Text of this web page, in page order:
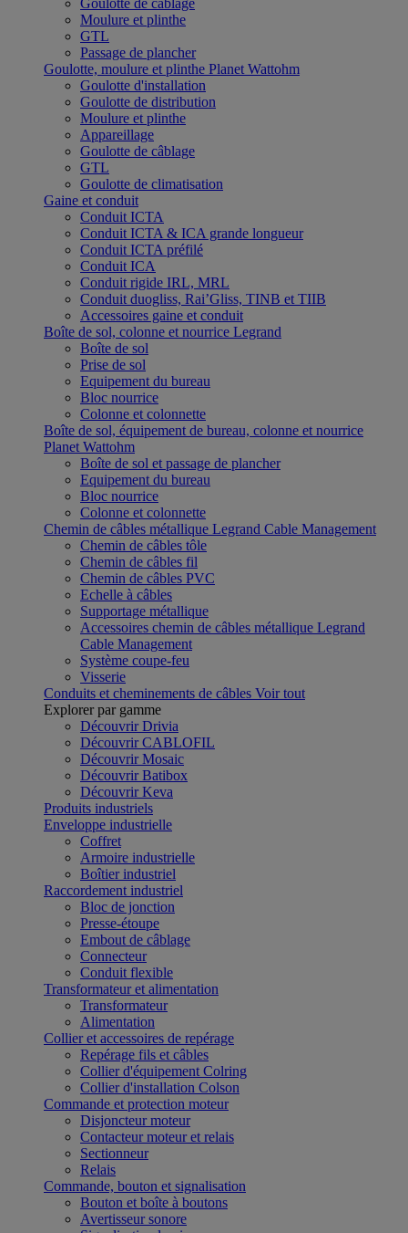
Goulotte de câblage
Moulure et plinthe
GTL
Passage de plancher
Goulotte, moulure et plinthe Planet Wattohm
Goulotte d'installation
Goulotte de distribution
Moulure et plinthe
Appareillage
Goulotte de câblage
GTL
Goulotte de climatisation
Gaine et conduit
Conduit ICTA
Conduit ICTA & ICA grande longueur
Conduit ICTA préfilé
Conduit ICA
Conduit rigide IRL, MRL
Conduit duogliss, Rai’Gliss, TINB et TIIB
Accessoires gaine et conduit
Boîte de sol, colonne et nourrice Legrand
Boîte de sol
Prise de sol
Equipement du bureau
Bloc nourrice
Colonne et colonnette
Boîte de sol, équipement de bureau, colonne et nourrice
Planet Wattohm
Boîte de sol et passage de plancher
Equipement du bureau
Bloc nourrice
Colonne et colonnette
Chemin de câbles métallique Legrand Cable Management
Chemin de câbles tôle
Chemin de câbles fil
Chemin de câbles PVC
Echelle à câbles
Supportage métallique
Accessoires chemin de câbles métallique Legrand
Cable Management
Système coupe-feu
Visserie
Conduits et cheminements de câbles Voir tout
Explorer par gamme
Découvrir Drivia
Découvrir CABLOFIL
Découvrir Mosaic
Découvrir Batibox
Découvrir Keva
Produits industriels
Enveloppe industrielle
Coffret
Armoire industrielle
Boîtier industriel
Raccordement industriel
Bloc de jonction
Presse-étoupe
Embout de câblage
Connecteur
Conduit flexible
Transformateur et alimentation
Transformateur
Alimentation
Collier et accessoires de repérage
Repérage fils et câbles
Collier d'équipement Colring
Collier d'installation Colson
Commande et protection moteur
Disjoncteur moteur
Contacteur moteur et relais
Sectionneur
Relais
Commande, bouton et signalisation
Bouton et boîte à boutons
Avertisseur sonore